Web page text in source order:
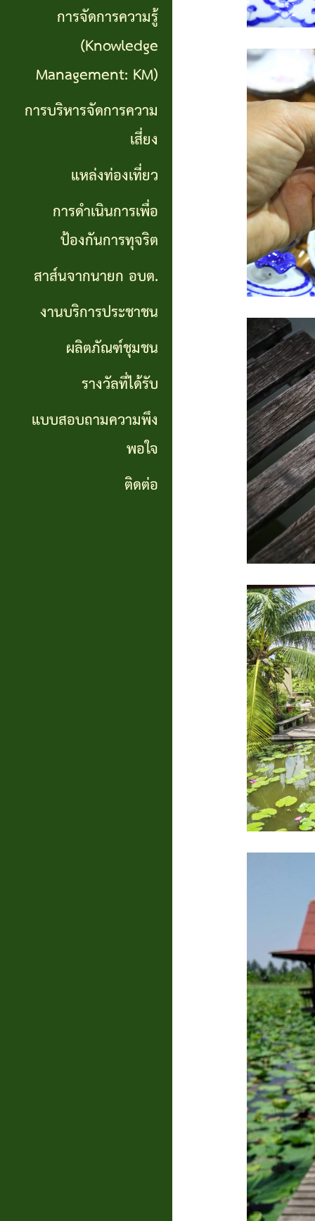
การ
ดำเนิน
การ
เพื่อ
ทุจริต
สาส์น
นายก
อบต.
งาน
บริการ
ประชาชน
ผลิตภัณฑ์
การจัดการความรู้
(Knowledge
Management: KM)
การบริหารจัดการความ
เสี่ยง
แหล่งท่องเที่ยว
การดำเนินการเพื่อ
ป้องกันการทุจริต
สาส์นจากนายก อบต.
งานบริการประชาชน
ผลิตภัณฑ์ชุมชน
รางวัลที่ได้รับ
แบบสอบถามความพึง
พอใจ
ติดต่อ